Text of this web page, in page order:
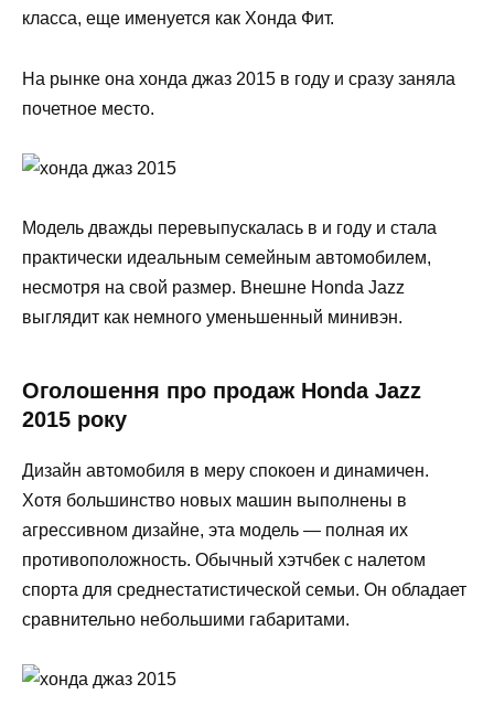
класса, еще именуется как Хонда Фит.
На рынке она хонда джаз 2015 в году и сразу заняла
почетное место.
Модель дважды перевыпускалась в и году и стала
практически идеальным семейным автомобилем,
несмотря на свой размер. Внешне Honda Jazz
выглядит как немного уменьшенный минивэн.
Оголошення про продаж Honda Jazz
2015 року
Дизайн автомобиля в меру спокоен и динамичен.
Хотя большинство новых машин выполнены в
агрессивном дизайне, эта модель — полная их
противоположность. Обычный хэтчбек с налетом
спорта для среднестатистической семьи. Он обладает
сравнительно небольшими габаритами.